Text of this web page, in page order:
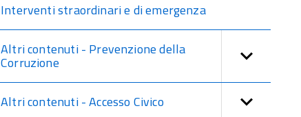
Interventi straordinari e di emergenza
Altri contenuti - Prevenzione della
Corruzione
Altri contenuti - Accesso Civico